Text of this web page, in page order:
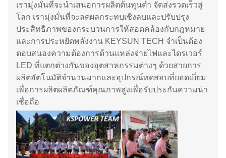
เรามุ่งมั่นที่จะนำเสนอการผลิตต้นทุนต่ำ จัดส่งรวดเร็วสู่
โลก เรามุ่งมั่นที่จะลดผลกระทบเชิงลบและปรับปรุง
ประสิทธิภาพของกระบวนการให้สอดคล้องกับกฎหมาย
และการประหยัดพลังงาน KEYSUN TECH จำเป็นต้อง
ตอบสนองความต้องการด้านแหล่งจ่ายไฟและไดรเวอร์
LED ที่แตกต่างกันของอุตสาหกรรมต่างๆ ด้วยสายการ
ผลิตอัตโนมัติจำนวนมากและอุปกรณ์ทดสอบที่ยอดเยี่ยม
เพื่อการผลิตผลิตภัณฑ์คุณภาพสูงเพื่อรับประกันความน่า
เชื่อถือ